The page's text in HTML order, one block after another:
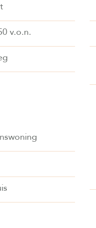
€ 724.850 v.o.n.